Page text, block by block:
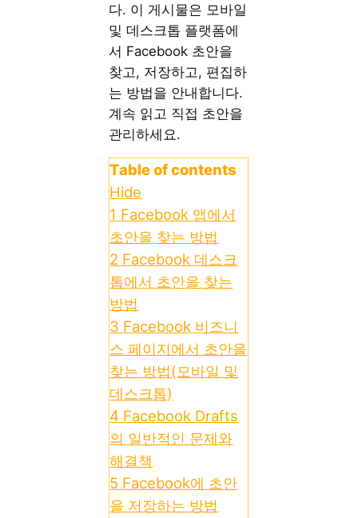
다. 이 게시물은 모바일
및 데스크톱 플랫폼에
서 Facebook 초안을
찾고, 저장하고, 편집하
는 방법을 안내합니다.
계속 읽고 직접 초안을
관리하세요.
Table of contents
Hide
1 Facebook 앱에서
초안을 찾는 방법
2 Facebook 데스크
톱에서 초안을 찾는
방법
3 Facebook 비즈니
스 페이지에서 초안을
찾는 방법(모바일 및
데스크톱)
4 Facebook Drafts
의 일반적인 문제와
해결책
5 Facebook에 초안
을 저장하는 방법